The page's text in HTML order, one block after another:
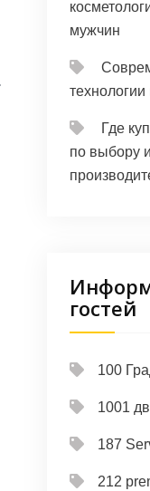
мужчин
Где
по выбору
гостей
100
1001
187
212